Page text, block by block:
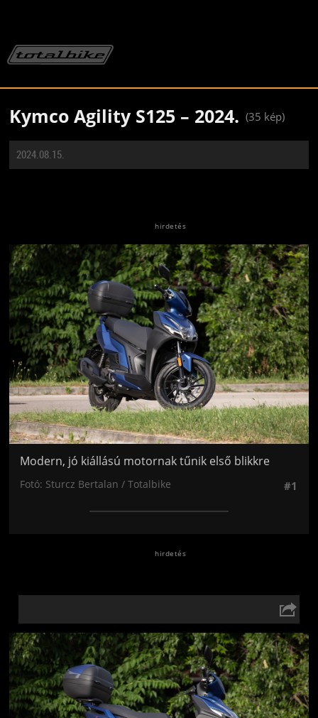
Kymco Agility S125 – 2024. (35 kép)
2024.08.15.
Jön még kép!
Modern, jó kiállású motornak tűnik első blikkre
Fotó: Sturcz Bertalan / Totalbike #1
Jön még kép!